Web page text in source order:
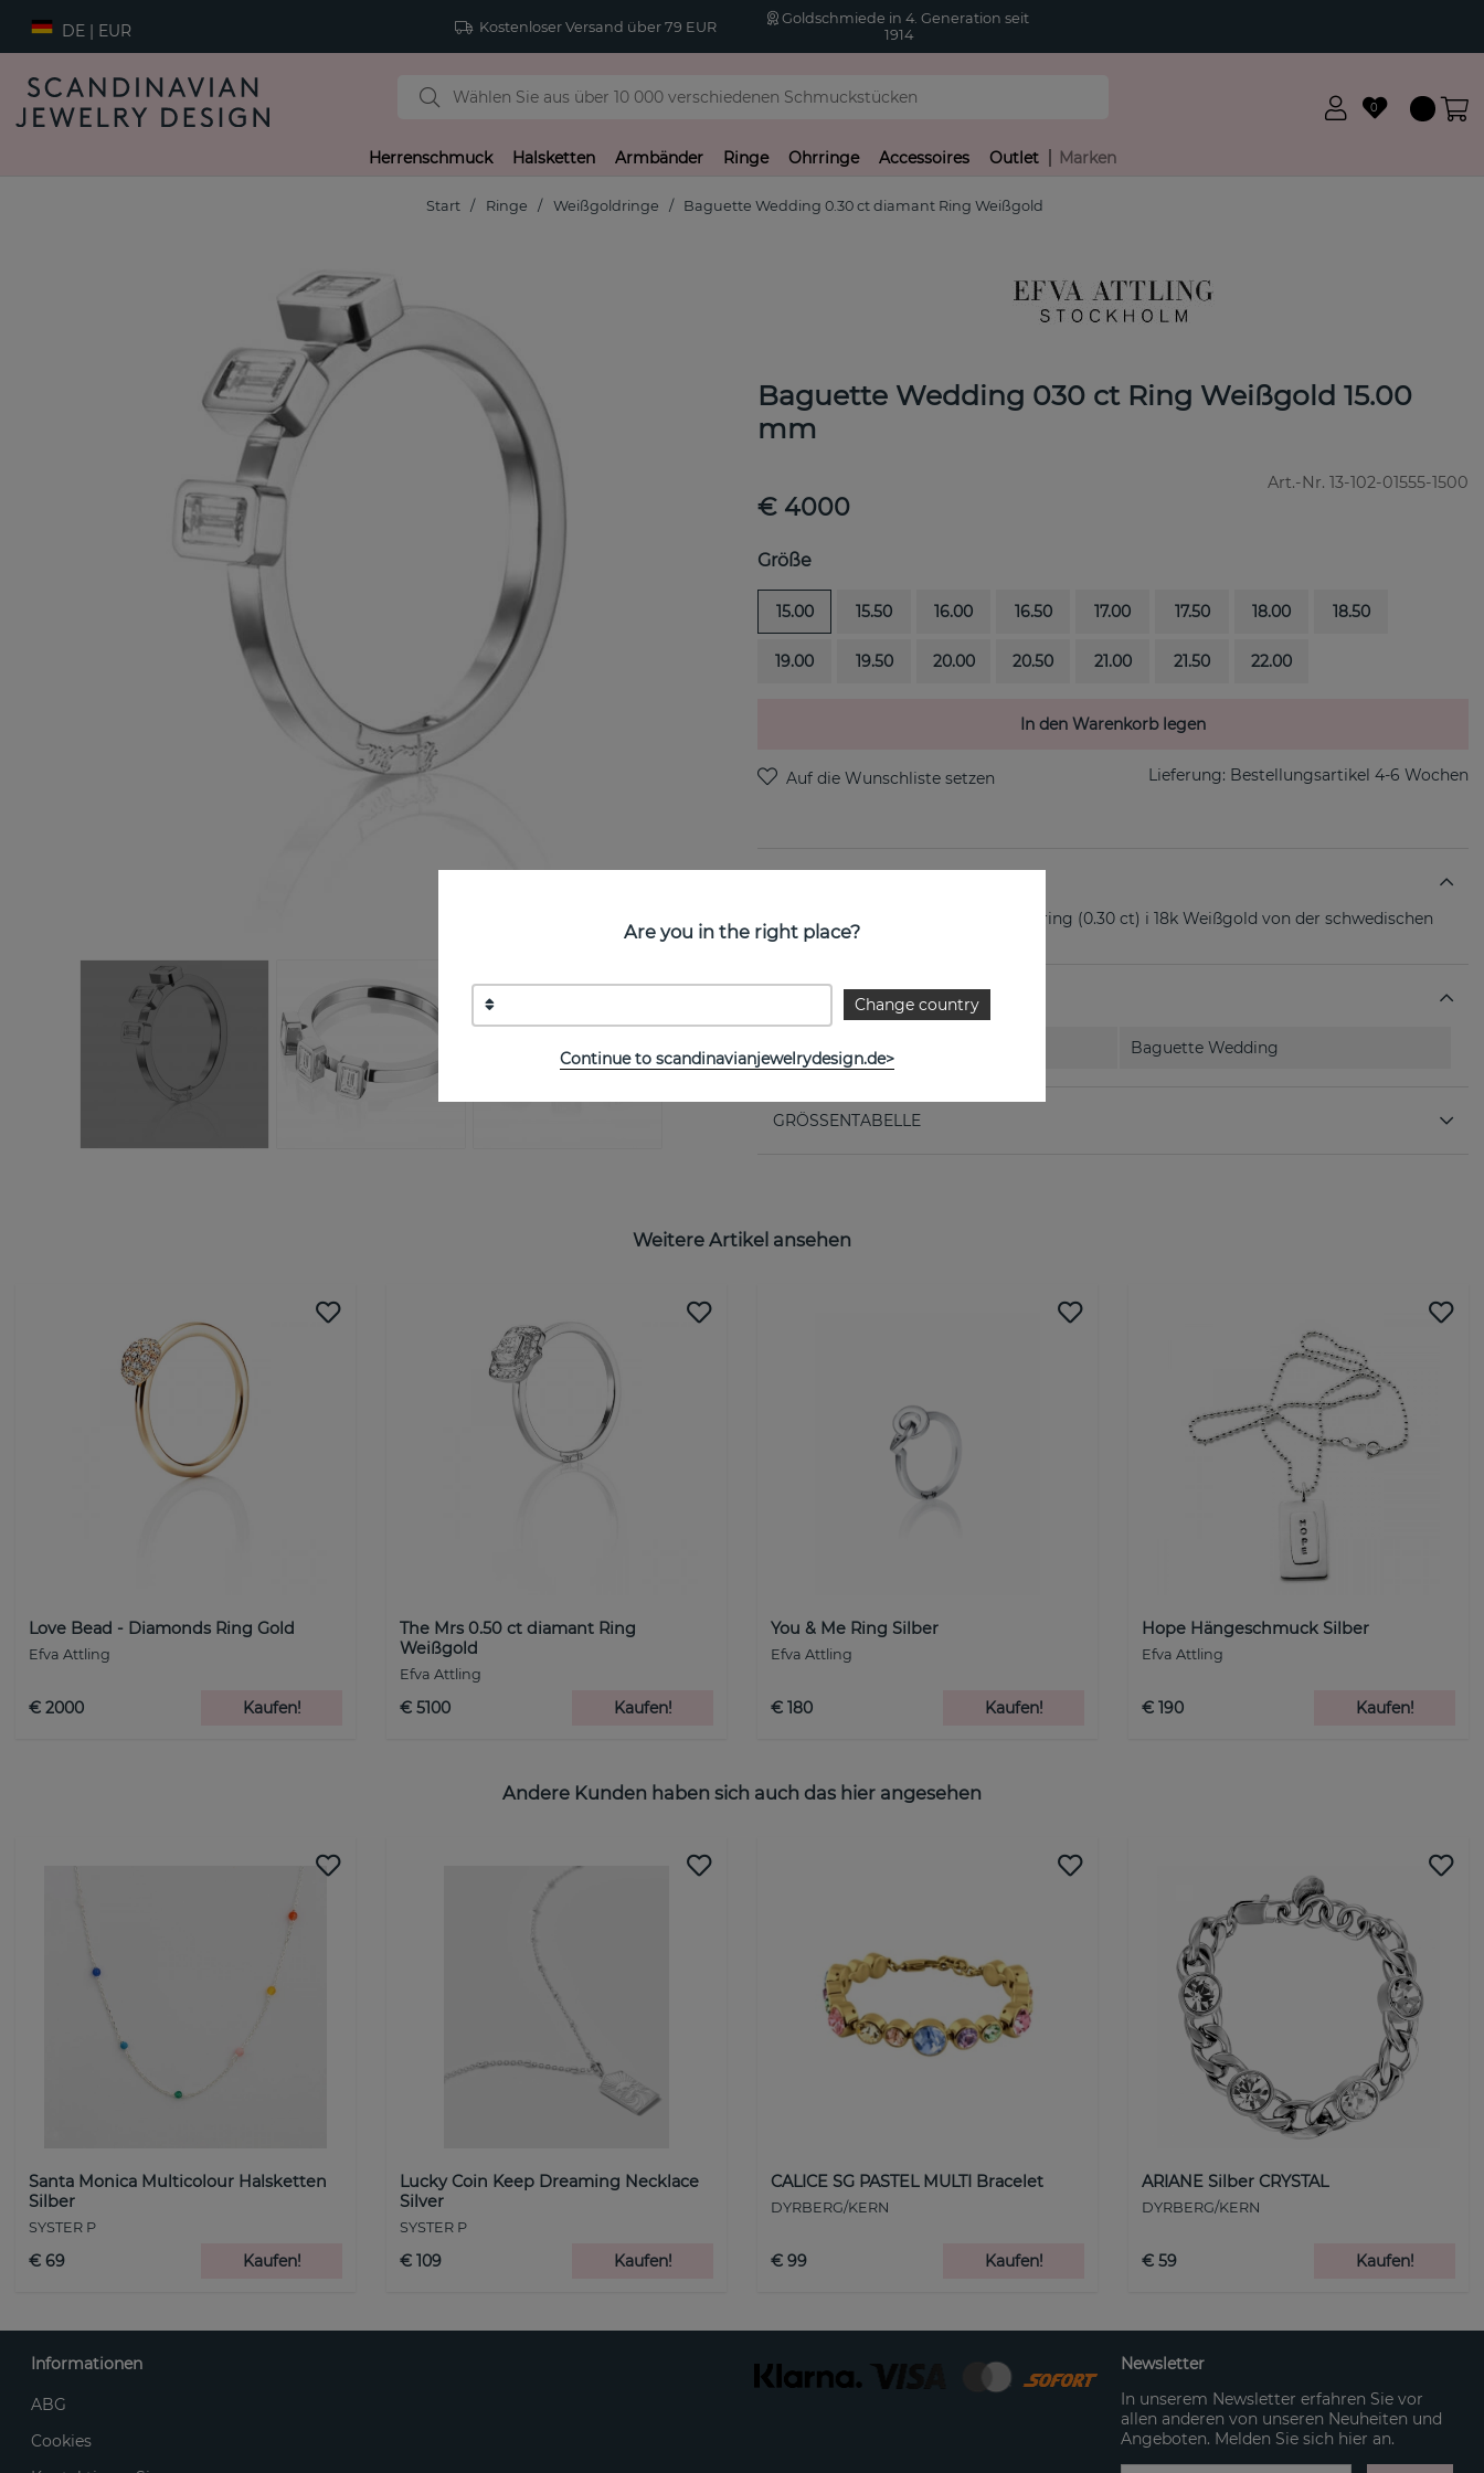
DE | EUR Kostenloser Versand über 79 EUR
Goldschmiede in 4. Generation seit
1914
0
Herrenschmuck Halsketten Armbänder Ringe Ohrringe Accessoires Outlet Marken
Start Ringe Weißgoldringe Baguette Wedding 0.30 ct diamant Ring Weißgold
Baguette Wedding 030 ct Ring Weißgold 15.00
mm
Art.-Nr. 13-102-01555-1500
€ 4000
Größe
15.00 15.50 16.00 16.50 17.00 17.50 18.00 18.50
19.00 19.50 20.00 20.50 21.00 21.50 22.00
In den Warenkorb legen
Lieferung: Bestellungsartikel 4-6 Wochen
Baguette Wedding ist ein diamantring (0.30 ct) i 18k Weißgold von der schwedischen
Marke Efva Attling
EIGENSCHAFTEN
Kollektion: Baguette Wedding
GRÖSSENTABELLE
Weitere Artikel ansehen
Love Bead - Diamonds Ring Gold
Efva Attling
€ 2000 Kaufen!
The Mrs 0.50 ct diamant Ring
Weißgold
Efva Attling
€ 5100 Kaufen!
You & Me Ring Silber
Efva Attling
€ 180 Kaufen!
Hope Hängeschmuck Silber
Efva Attling
€ 190 Kaufen!
Andere Kunden haben sich auch das hier angesehen
Santa Monica Multicolour Halsketten
Silber
SYSTER P
€ 69 Kaufen!
Lucky Coin Keep Dreaming Necklace
Silver
SYSTER P
€ 109 Kaufen!
CALICE SG PASTEL MULTI Bracelet
DYRBERG/KERN
€ 99 Kaufen!
ARIANE Silber CRYSTAL
DYRBERG/KERN
€ 59 Kaufen!
Are you in the right place?
Change country
Continue to scandinavianjewelrydesign.de>
Informationen
ABG
Cookies
Newsletter
In unserem Newsletter erfahren Sie vor
allen anderen von unseren Neuheiten und
Angeboten. Melden Sie sich hier an.